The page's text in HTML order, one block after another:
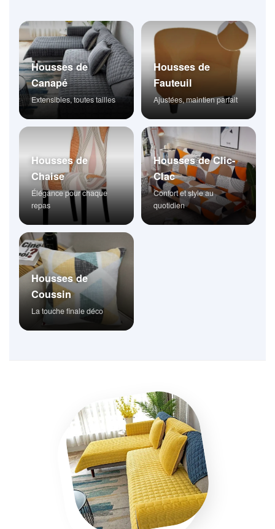
Housses de
Canapé
Extensibles, toutes tailles
Housses de
Fauteuil
Ajustées, maintien parfait
Housses de
Chaise
Élégance pour chaque
repas
Housses de Clic-
Clac
Confort et style au
quotidien
Housses de
Coussin
La touche finale déco